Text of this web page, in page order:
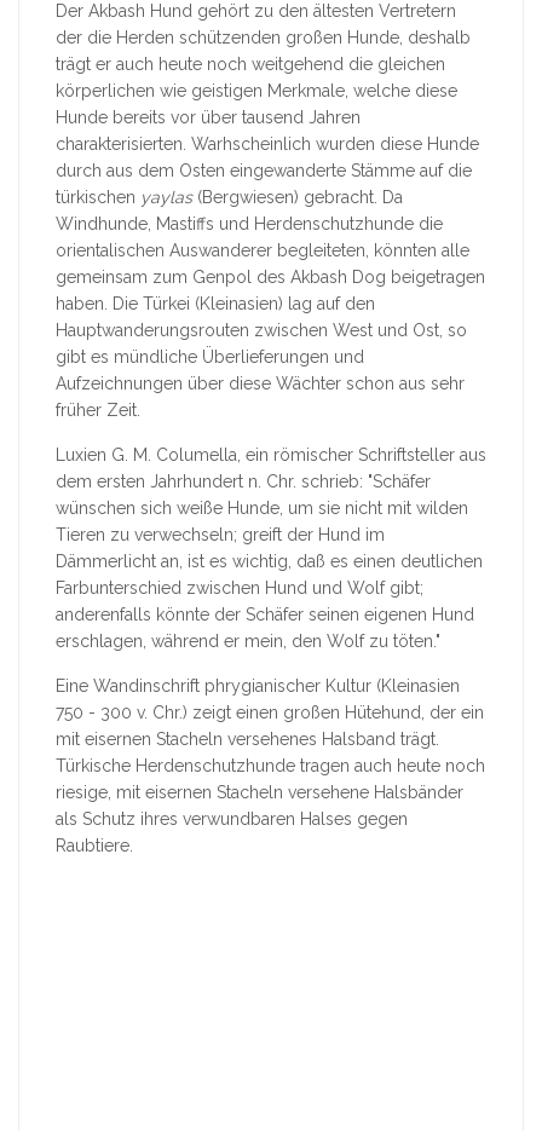
Der Akbash Hund gehört zu den ältesten Vertretern
der die Herden schützenden großen Hunde, deshalb
trägt er auch heute noch weitgehend die gleichen
körperlichen wie geistigen Merkmale, welche diese
Hunde bereits vor über tausend Jahren
charakterisierten. Warhscheinlich wurden diese Hunde
durch aus dem Osten eingewanderte Stämme auf die
türkischen yaylas(Bergwiesen) gebracht. Da
Windhunde, Mastiffs und Herdenschutzhunde die
orientalischen Auswanderer begleiteten, könnten alle
gemeinsam zum Genpol des Akbash Dog beigetragen
haben. Die Türkei (Kleinasien) lag auf den
Hauptwanderungsrouten zwischen West und Ost, so
gibt es mündliche Überlieferungen und
Aufzeichnungen über diese Wächter schon aus sehr
früher Zeit.
Luxien G. M. Columella, ein römischer Schriftsteller aus
dem ersten Jahrhundert n. Chr. schrieb: "Schäfer
wünschen sich weiße Hunde, um sie nicht mit wilden
Tieren zu verwechseln; greift der Hund im
Dämmerlicht an, ist es wichtig, daß es einen deutlichen
Farbunterschied zwischen Hund und Wolf gibt;
anderenfalls könnte der Schäfer seinen eigenen Hund
erschlagen, während er mein, den Wolf zu töten."
Eine Wandinschrift phrygianischer Kultur (Kleinasien
750 - 300 v. Chr.) zeigt einen großen Hütehund, der ein
mit eisernen Stacheln versehenes Halsband trägt.
Türkische Herdenschutzhunde tragen auch heute noch
riesige, mit eisernen Stacheln versehene Halsbänder
als Schutz ihres verwundbaren Halses gegen
Raubtiere.